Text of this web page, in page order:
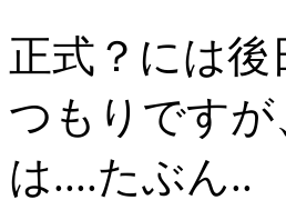
正式？には
つもりです
は....たぶん..